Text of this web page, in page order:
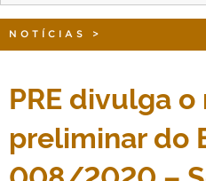
NOTÍCIAS >
PRE divulga
preliminar do